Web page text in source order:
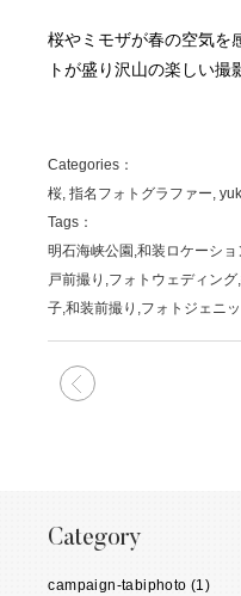
桜やミモザが春の空気を
トが盛り沢山の楽しい撮
Categories：
桜, 指名フォトグラファー,
Tags：
明石海峡公園,和装ロケーシ
戸前撮り,フォトウェディン
子,和装前撮り,フォトジェニ
Category
campaign-tabiphoto (1)